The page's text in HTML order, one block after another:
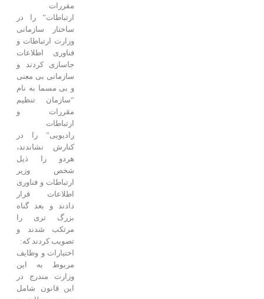
مقررات
ارتباطات” را در
ساختار سازمانی
وزارت ارتباطات و
فناوری اطلاعات
جاسازی کردند و
سازمانی بی معنی
و بی مسما به نام
“سازمان تنظیم
مقررات و
ارتباطات
رادیویی” را در
کنارش نشاندند،
هردو را ذیل
شخص وزیر
ارتباطات و فناوری
اطلاعات قرار
دادند و بعد گناه
بزرگ تری را
مرتکب شدند و
تصویب کردند که:
اختیارات و وظایف
مربوط به این
وزارت مندرج در
این قانون شامل